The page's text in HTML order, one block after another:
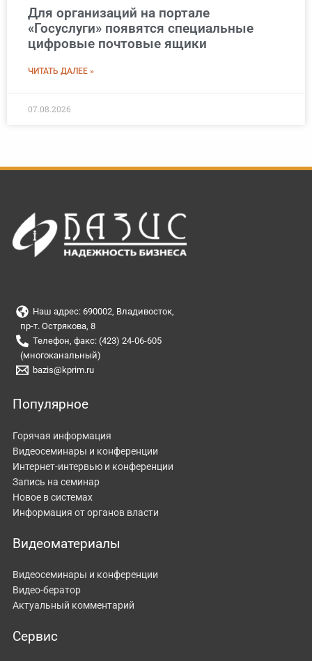
Для организаций на портале
«Госуслуги» появятся специальные
цифровые почтовые ящики
ЧИТАТЬ ДАЛЕЕ »
07.08.2026
Наш адрес: 690002, Владивосток,
пр-т. Острякова, 8
Телефон, факс: (423) 24-06-605
(многоканальный)
bazis@kprim.ru
Популярное
Горячая информация
Видеосеминары и конференции
Интернет-интервью и конференции
Запись на семинар
Новое в системах
Информация от органов власти
Видеоматериалы
Видеосеминары и конференции
Видео-бератор
Актуальный комментарий
Сервис